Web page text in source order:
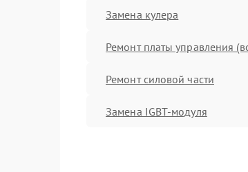
Замена кулера
Ремонт платы управления
Ремонт силовой части
Замена IGBT-модуля